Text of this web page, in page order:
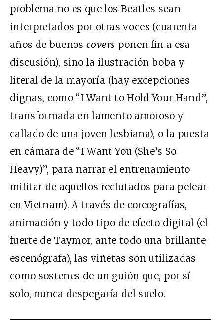
problema no es que los Beatles sean
interpretados por otras voces (cuarenta
años de buenoscovers ponen fin a esa
discusión), sino la ilustración boba y
literal de la mayoría (hay excepciones
dignas, como “I Want to Hold Your Hand”,
transformada en lamento amoroso y
callado de una joven lesbiana), o la puesta
en cámara de “I Want You (She’s So
Heavy)”, para narrar el entrenamiento
militar de aquellos reclutados para pelear
en Vietnam). A través de coreografías,
animación y todo tipo de efecto digital (el
fuerte de Taymor, ante todo una brillante
escenógrafa), las viñetas son utilizadas
como sostenes de un guión que, por sí
solo, nunca despegaría del suelo.